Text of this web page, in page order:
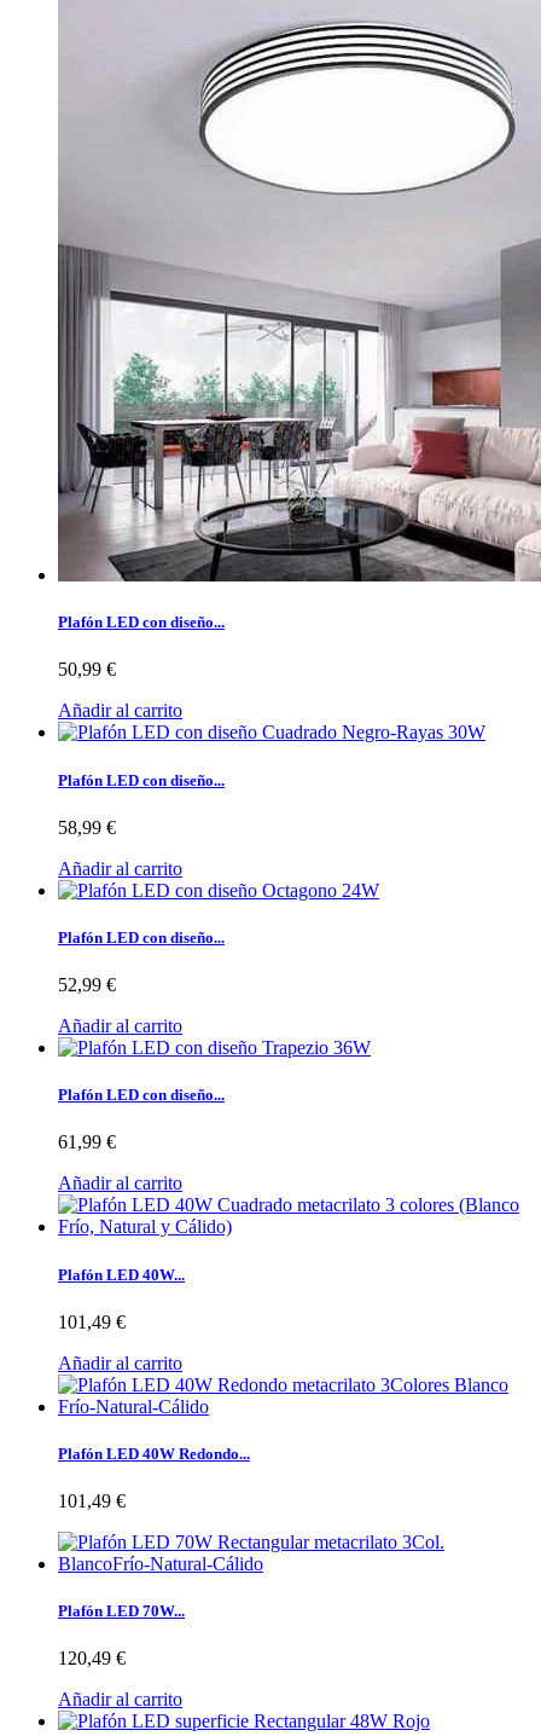
Plafón LED con diseño...
50,99 €
Añadir al carrito
Plafón LED con diseño...
58,99 €
Añadir al carrito
Plafón LED con diseño...
52,99 €
Añadir al carrito
Plafón LED con diseño...
61,99 €
Añadir al carrito
Plafón LED 40W...
101,49 €
Añadir al carrito
Plafón LED 40W Redondo...
101,49 €
Plafón LED 70W...
120,49 €
Añadir al carrito